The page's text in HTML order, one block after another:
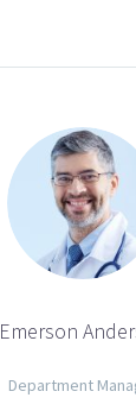
Emerson
Department